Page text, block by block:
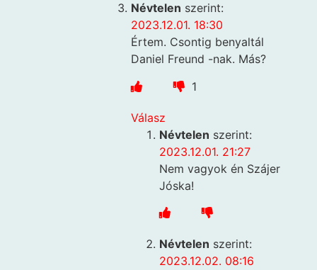
Névtelen szerint:
2023.12.01. 18:30
Értem. Csontig benyaltál
Daniel Freund -nak. Más?
1
Válasz
Névtelen szerint:
2023.12.01. 21:27
Nem vagyok én Szájer
Jóska!
Névtelen szerint:
2023.12.02. 08:16